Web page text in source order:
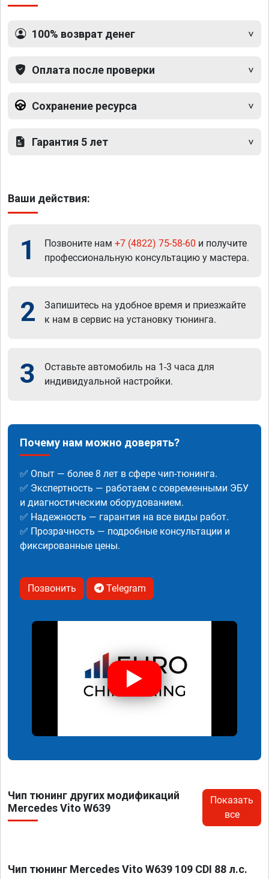
100% возврат денег
Оплата после проверки
Сохранение ресурса
Гарантия 5 лет
Ваши действия:
1 Позвоните нам +7 (4822) 75-58-60 и получите
профессиональную консультацию у мастера.
2
Запишитесь на удобное время и приезжайте
к нам в сервис на установку тюнинга.
3
Оставьте автомобиль на 1-3 часа для
индивидуальной настройки.
Почему нам можно доверять?
✅ Опыт — более 8 лет в сфере чип-тюнинга.
✅ Экспертность — работаем с современными ЭБУ
и диагностическим оборудованием.
✅ Надежность — гарантия на все виды работ.
✅ Прозрачность — подробные консультации и
фиксированные цены.
Позвонить Telegram
Чип тюнинг других модификаций
Mercedes Vito W639
Показать
все
Чип тюнинг Mercedes Vito W639 109 CDI 88 л.с.